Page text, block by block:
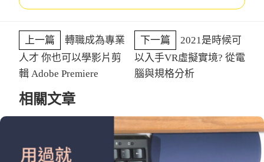
上一篇
轉職成為專業
人才 你也可以學影片剪
輯 Adobe Premiere
下一篇
2021是時候可
以入手VR虛擬實境? 從電
腦與規格分析
相關文章